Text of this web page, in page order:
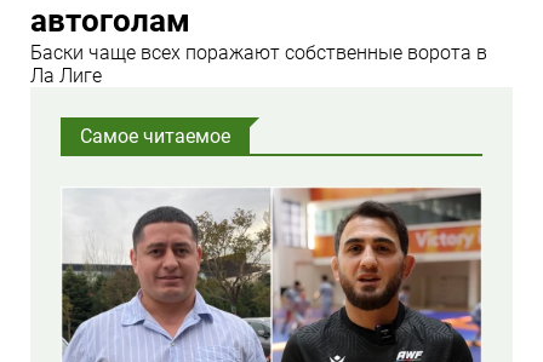
автоголам
Баски чаще всех поражают собственные ворота в
Ла Лиге
Самое читаемое